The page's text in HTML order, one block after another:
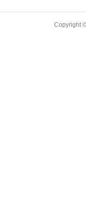
Copyright
TistoryWhaleSkin3.4